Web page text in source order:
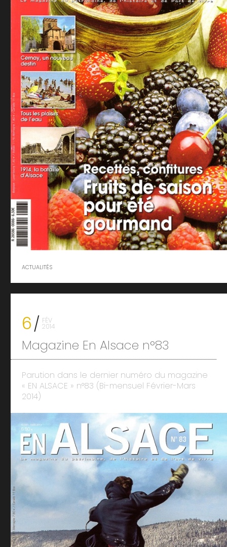
ACTUALITÉS
6 FÉV
2014
Magazine En Alsace n°83
Parution dans le dernier numéro du magazine
« EN ALSACE » n°83 (Bi-mensuel Février-Mars
2014)